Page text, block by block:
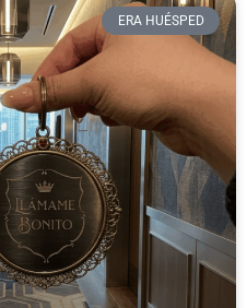
ERA HUÉSPED